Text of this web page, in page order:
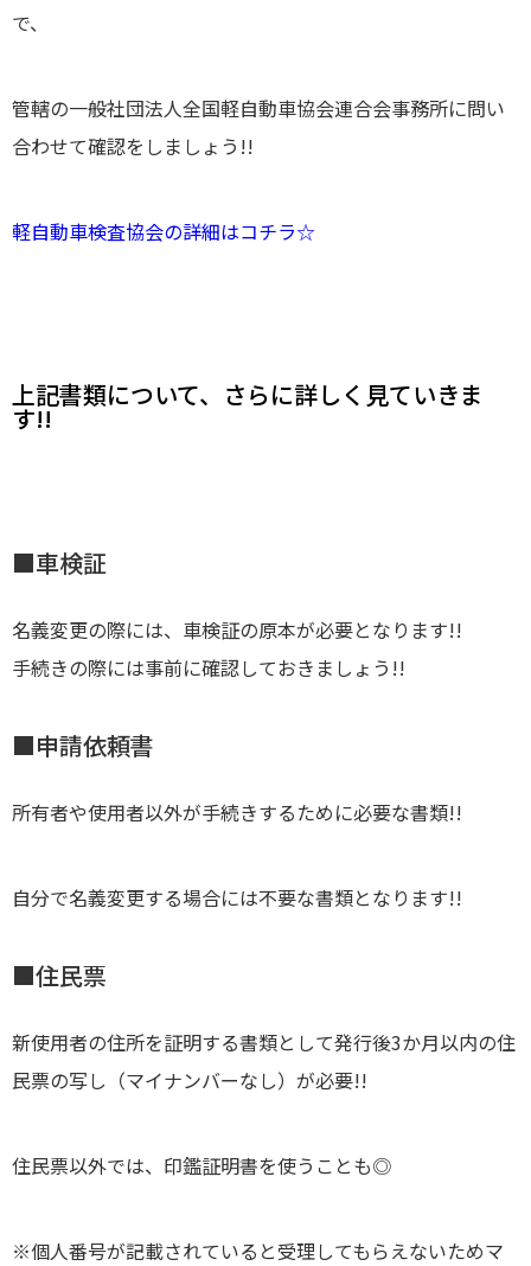
で、
管轄の一般社団法人全国軽自動車協会連合会事務所に問い
合わせて確認をしましょう!!
軽自動車検査協会の詳細はコチラ☆
上記書類について、さらに詳しく見ていきま
す!!
■車検証
名義変更の際には、車検証の原本が必要となります!!
手続きの際には事前に確認しておきましょう!!
■申請依頼書
所有者や使用者以外が手続きするために必要な書類!!
自分で名義変更する場合には不要な書類となります!!
■住民票
新使用者の住所を証明する書類として発行後3か月以内の住
民票の写し（マイナンバーなし）が必要!!
住民票以外では、印鑑証明書を使うことも◎
※個人番号が記載されていると受理してもらえないためマ